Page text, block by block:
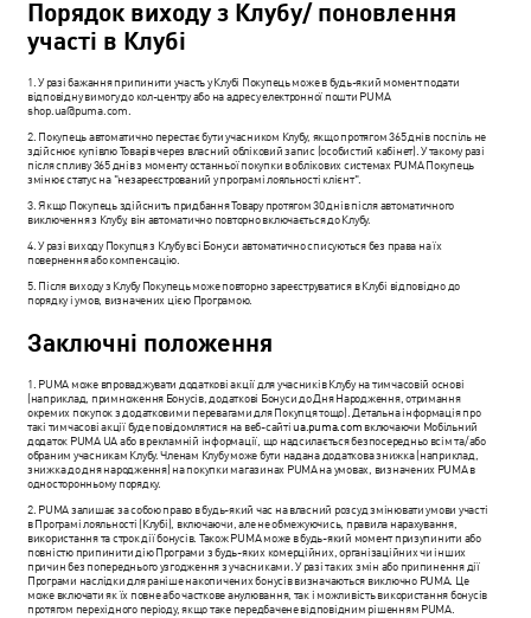
Порядок виходу з Клубу/ поновлення
участі в Клубі
1. У разі бажання припинити участь у Клубі Покупець може в будь-який момент подати
відповідну вимогу до кол-центру або на адресу електронної пошти PUMA
shop.ua@puma.com.
2. Покупець автоматично перестає бути учасником Клубу, якщо протягом 365 днів поспіль не
здійснює купівлю Товарів через власний обліковий запис (особистий кабінет). У такому разі
після спливу 365 днів з моменту останньої покупки в облікових системах PUMA Покупець
змінює статус на "незареєстрований у програмі лояльності клієнт".
3. Якщо Покупець здійснить придбання Товару протягом 30 днів після автоматичного
виключення з Клубу, він автоматично повторно включається до Клубу.
4. У разі виходу Покупця з Клубу всі Бонуси автоматично списуються без права на їх
повернення або компенсацію.
5. Після виходу з Клубу Покупець може повторно зареєструватися в Клубі відповідно до
порядку і умов, визначених цією Програмою.
Заключні положення
1. PUMA може впроваджувати додаткові акції для учасників Клубу на тимчасовій основі
(наприклад, примноження Бонусів, додаткові Бонуси до Дня Народження, отримання
окремих покупок з додатковими перевагами для Покупця тощо). Детальна інформація про
такі тимчасові акції буде повідомлятися на веб-сайтіua.puma.com включаючи Мобільний
додаток PUMA UA або в рекламній інформації, що надсилається безпосередньо всім та/або
обраним учасникам Клубу. Членам Клубу може бути надана додаткова знижка (наприклад,
знижка до дня народження) на покупки магазинах PUMA на умовах, визначених PUMA в
односторонньому порядку.
2. PUMA залишає за собою право в будь-який час на власний розсуд змінювати умови участі
в Програмі лояльності (Клубі), включаючи, але не обмежуючись, правила нарахування,
використання та строк дії бонусів. Також PUMA може в будь-який момент призупинити або
повністю припинити дію Програми з будь-яких комерційних, організаційних чи інших
причин без попереднього узгодження з учасниками. У разі таких змін або припинення дії
Програми наслідки для раніше накопичених бонусів визначаються виключно PUMA. Це
може включати як їх повне або часткове анулювання, так і можливість використання бонусів
протягом перехідного періоду, якщо таке передбачене відповідним рішенням PUMA.